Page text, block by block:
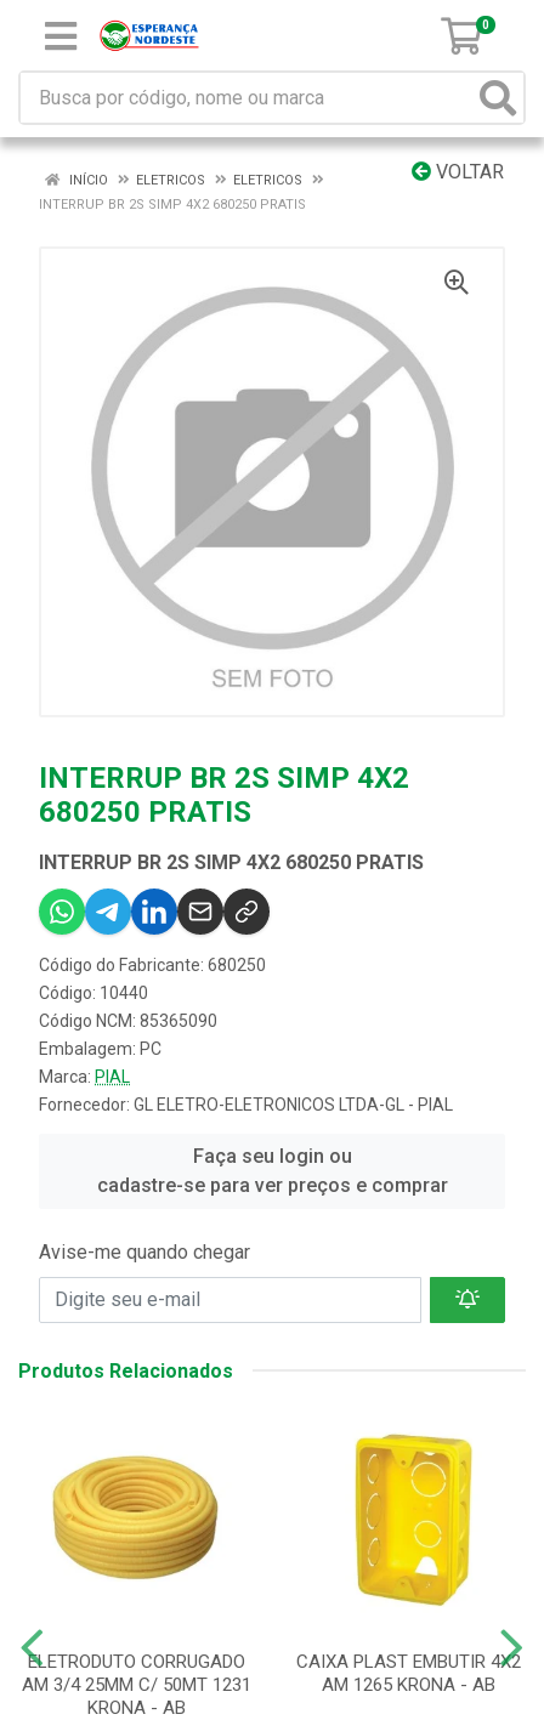
0
VOLTAR
INÍCIO ELETRICOS
ELETRICOS
INTERRUP BR 2S SIMP 4X2 680250 PRATIS
INTERRUP BR 2S SIMP 4X2
680250 PRATIS
INTERRUP BR 2S SIMP 4X2 680250 PRATIS
Código do Fabricante: 680250
Código: 10440
Código NCM: 85365090
Embalagem: PC
Marca: PIAL
Fornecedor: GL ELETRO-ELETRONICOS LTDA-GL - PIAL
Faça seu login ou
cadastre-se para ver preços e comprar
Avise-me quando chegar
Produtos Relacionados
ELETRODUTO CORRUGADO
AM 3/4 25MM C/ 50MT 1231
KRONA - AB
CAIXA PLAST EMBUTIR 4X2
AM 1265 KRONA - AB